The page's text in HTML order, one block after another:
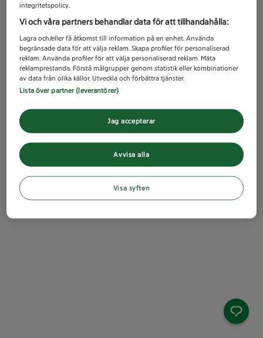
integritetspolicy.
Vi och våra partners behandlar data för att tillhandahålla:
Lagra och/eller få åtkomst till information på en enhet. Använda
begränsade data för att välja reklam. Skapa profiler för personaliserad
reklam. Använda profiler för att välja personaliserad reklam. Mäta
reklamprestanda. Förstå målgrupper genom statistik eller kombinationer
av data från olika källor. Utveckla och förbättra tjänster.
Lista över partner (leverantörer)
Avvisa alla
Jag accepterar
Visa syften